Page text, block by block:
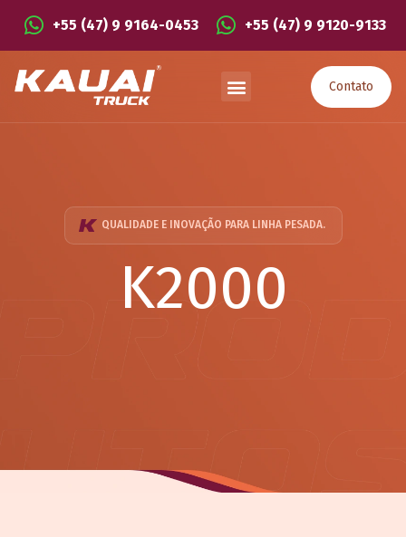
+55 (47) 9 9164-0453 +55 (47) 9 9120-9133
Contato
QUALIDADE E INOVAÇÃO PARA LINHA PESADA.
K2000